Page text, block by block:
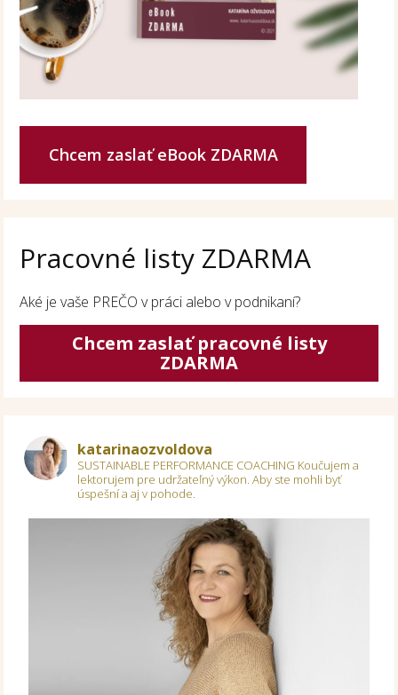
Chcem zaslať eBook ZDARMA
Pracovné listy ZDARMA
Aké je vaše PREČO v práci alebo v podnikaní?
Chcem zaslať pracovné listy
ZDARMA
katarinaozvoldova
SUSTAINABLE PERFORMANCE COACHING Koučujem a
lektorujem pre udržateľný výkon.Aby ste mohli byť
úspešní a aj v pohode.